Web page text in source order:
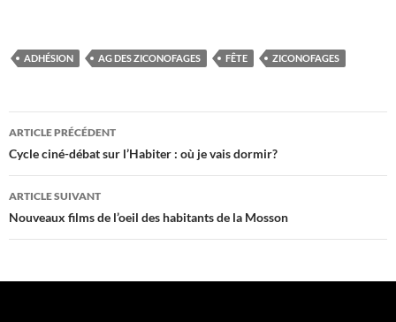
ADHÉSION AG DES ZICONOFAGES FÊTE ZICONOFAGES
Navigation
des
articles
ARTICLE PRÉCÉDENT
Cycle ciné-débat sur l’Habiter : où je vais dormir?
ARTICLE SUIVANT
Nouveaux films de l’oeil des habitants de la Mosson